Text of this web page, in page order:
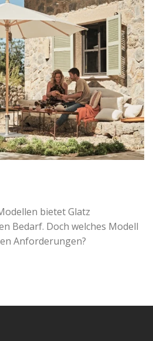
bietet Glatz
Bedarf. Doch welches Modell
Anforderungen?